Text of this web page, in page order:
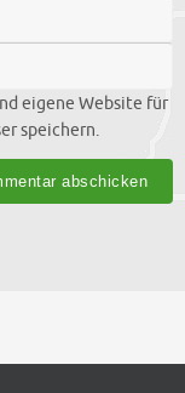
eigene Website für
speichern.